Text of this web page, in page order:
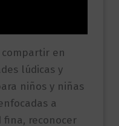
en
lúdicas y
niños y niñas
a
reconocer